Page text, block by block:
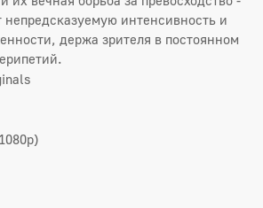
интенсивность и
держа зрителя в постоянном